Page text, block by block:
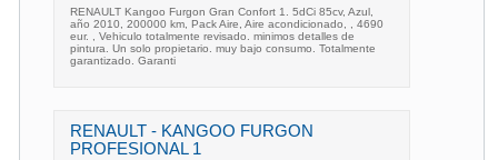
RENAULT Kangoo Furgon Gran Confort 1. 5dCi 85cv, Azul,
año 2010, 200000 km, Pack Aire, Aire acondicionado, , 4690
eur. , Vehiculo totalmente revisado. minimos detalles de
pintura. Un solo propietario. muy bajo consumo. Totalmente
garantizado. Garanti
RENAULT - KANGOO FURGON
PROFESIONAL 1